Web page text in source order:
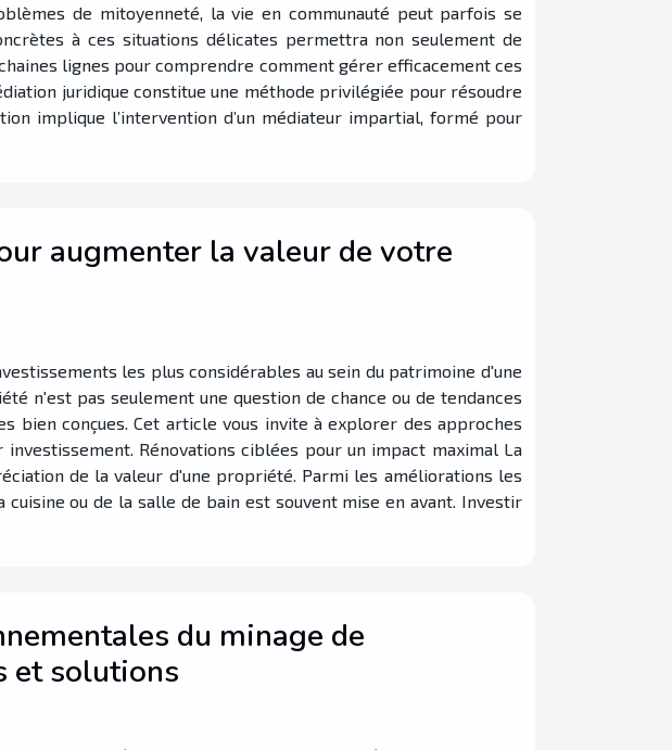
de mitoyenneté, la vie en communauté peut parfois se
à ces situations délicates permettra non seulement de
lignes pour comprendre comment gérer efficacement ces
juridique constitue une méthode privilégiée pour résoudre
implique l’intervention d’un médiateur impartial, formé pour
augmenter la valeur de votre
les plus considérables au sein du patrimoine d'une
n'est pas seulement une question de chance ou de tendances
bien conçues. Cet article vous invite à explorer des approches
Rénovations ciblées pour un impact maximal La
de la valeur d'une propriété. Parmi les améliorations les
ou de la salle de bain est souvent mise en avant. Investir
du minage de
et solutions